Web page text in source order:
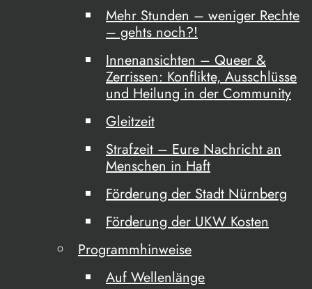
Mehr Stunden – weniger Rechte
– gehts noch?!
Innenansichten – Queer &
Zerrissen: Konflikte, Ausschlüsse
und Heilung in der Community
Gleitzeit
Strafzeit – Eure Nachricht an
Menschen in Haft
Förderung der Stadt Nürnberg
Förderung der UKW Kosten
Programmhinweise
Auf Wellenlänge